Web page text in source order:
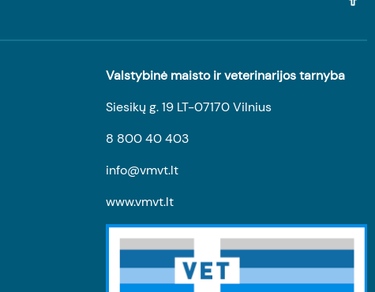
Valstybinė maisto ir veterinarijos tarnyba
Siesikų g. 19 LT-07170 Vilnius
8 800 40 403
info@vmvt.lt
www.vmvt.lt